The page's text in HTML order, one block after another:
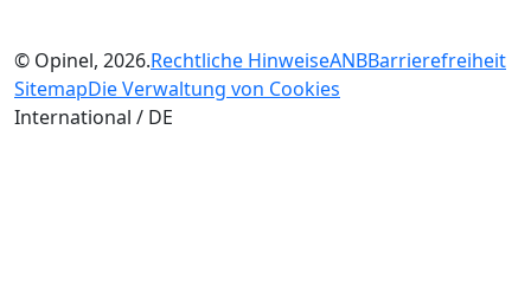
© Opinel, 2026.Rechtliche HinweiseANBBarrierefreiheit
SitemapDie Verwaltung von Cookies
International / DE